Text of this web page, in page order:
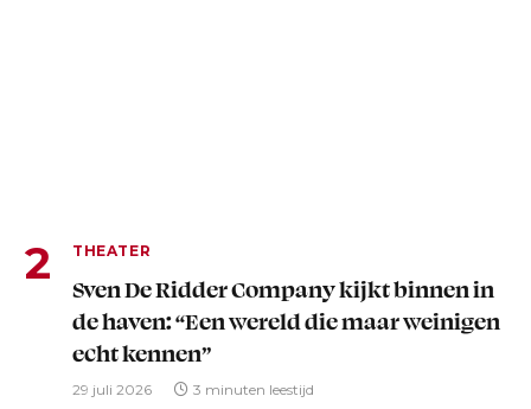
THEATER
Sven De Ridder Company kijkt binnen in
de haven: “Een wereld die maar weinigen
echt kennen”
29 juli 2026 3 minuten leestijd